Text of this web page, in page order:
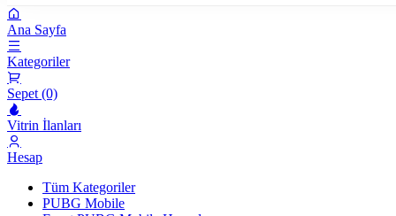
Ana Sayfa
Kategoriler
Sepet (0)
Vitrin İlanları
Hesap
Tüm Kategoriler
PUBG Mobile